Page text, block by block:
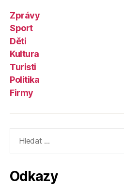
Zprávy
Sport
Děti
Kultura
Turisti
Politika
Firmy
vyhledávání:
Odkazy